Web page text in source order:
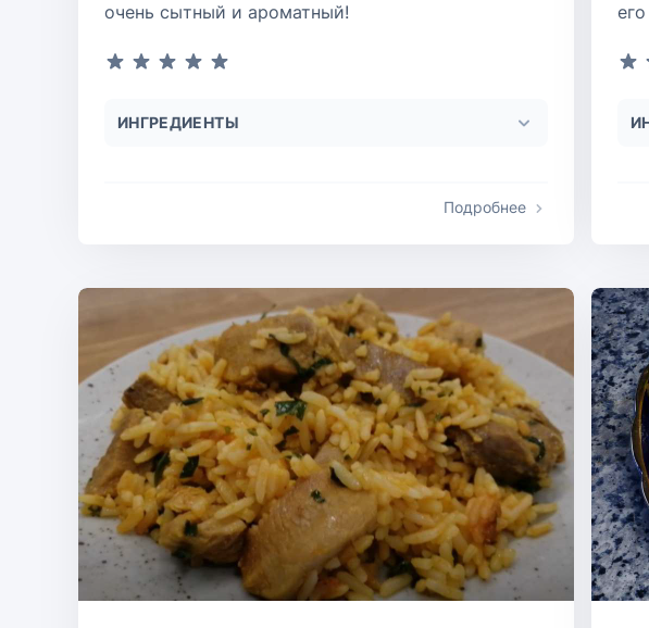
очень сытный и ароматный!
ИНГРЕДИЕНТЫ
Подробнее